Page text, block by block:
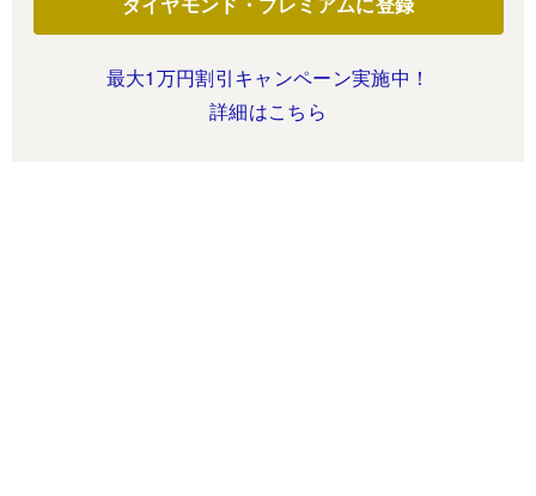
最大1万円割引キャンペーン実施中！
詳細はこちら